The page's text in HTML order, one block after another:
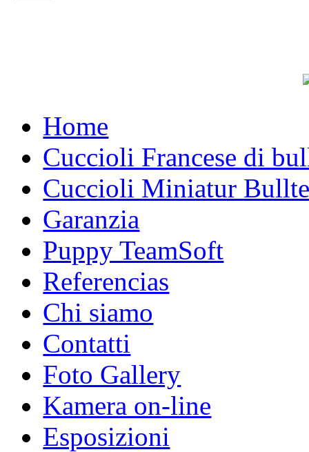
Home
Cuccioli Francese di
Cuccioli Miniatur
Garanzia
Puppy TeamSoft
Referencias
Chi siamo
Contatti
Foto Gallery
Kamera on-line
Esposizioni